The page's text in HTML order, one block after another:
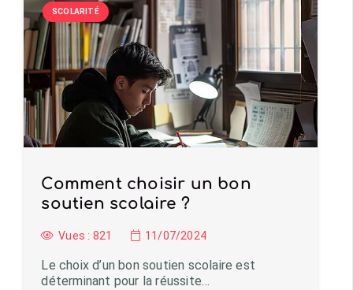
SCOLARITÉ
Comment choisir un bon
soutien scolaire ?
Vues : 821 11/07/2024
Le choix d’un bon soutien scolaire est
déterminant pour la réussite…